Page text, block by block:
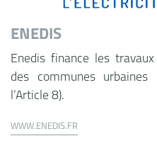
ENEDIS
Enedis finance les
des communes
l’Article 8).
WWW.ENEDIS.FR